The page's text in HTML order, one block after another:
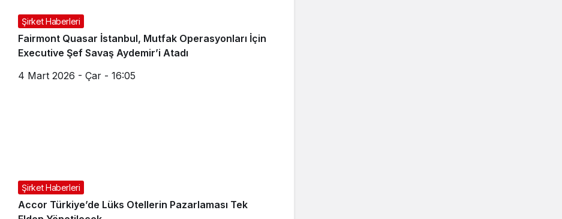
Şirket Haberleri
Fairmont Quasar İstanbul, Mutfak Operasyonları İçin
Executive Şef Savaş Aydemir’i Atadı
4 Mart 2026 - Çar - 16:05
Şirket Haberleri
Accor Türkiye’de Lüks Otellerin Pazarlaması Tek